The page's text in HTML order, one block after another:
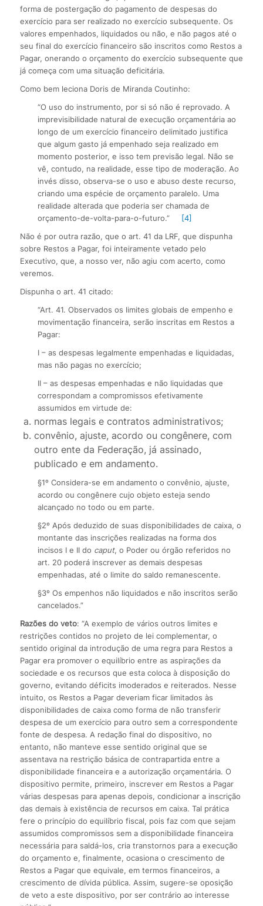
forma de postergação do pagamento de despesas do
exercício para ser realizado no exercício subsequente. Os
valores empenhados, liquidados ou não, e não pagos até o
seu final do exercício financeiro são inscritos como Restos a
Pagar, onerando o orçamento do exercício subsequente que
já começa com uma situação deficitária.
Como bem leciona Doris de Miranda Coutinho:
“O uso do instrumento, por si só não é reprovado. A
imprevisibilidade natural de execução orçamentária ao
longo de um exercício financeiro delimitado justifica
que algum gasto já empenhado seja realizado em
momento posterior, e isso tem previsão legal. Não se
vê, contudo, na realidade, esse tipo de moderação. Ao
invés disso, observa-se o uso e abuso deste recurso,
criando uma espécie de orçamento paralelo. Uma
realidade alterada que poderia ser chamada de
orçamento-de-volta-para-o-futuro.”
[4]
Não é por outra razão, que o art. 41 da LRF, que dispunha
sobre Restos a Pagar, foi inteiramente vetado pelo
Executivo, que, a nosso ver, não agiu com acerto, como
veremos.
Dispunha o art. 41 citado:
“Art. 41. Observados os limites globais de empenho e
movimentação financeira, serão inscritas em Restos a
Pagar:
I – as despesas legalmente empenhadas e liquidadas,
mas não pagas no exercício;
II – as despesas empenhadas e não liquidadas que
correspondam a compromissos efetivamente
assumidos em virtude de:
normas legais e contratos administrativos;
convênio, ajuste, acordo ou congênere, com
outro ente da Federação, já assinado,
publicado e em andamento.
§1º Considera-se em andamento o convênio, ajuste,
acordo ou congênere cujo objeto esteja sendo
alcançado no todo ou em parte.
§2º Após deduzido de suas disponibilidades de caixa, o
montante das inscrições realizadas na forma dos
incisos I e II do caput, o Poder ou órgão referidos no
art. 20 poderá inscrever as demais despesas
empenhadas, até o limite do saldo remanescente.
§3º Os empenhos não liquidados e não inscritos serão
cancelados.”
Razões do veto: “A exemplo de vários outros limites e
restrições contidos no projeto de lei complementar, o
sentido original da introdução de uma regra para Restos a
Pagar era promover o equilíbrio entre as aspirações da
sociedade e os recursos que esta coloca à disposição do
governo, evitando déficits imoderados e reiterados. Nesse
intuito, os Restos a Pagar deveriam ficar limitados às
disponibilidades de caixa como forma de não transferir
despesa de um exercício para outro sem a correspondente
fonte de despesa. A redação final do dispositivo, no
entanto, não manteve esse sentido original que se
assentava na restrição básica de contrapartida entre a
disponibilidade financeira e a autorização orçamentária. O
dispositivo permite, primeiro, inscrever em Restos a Pagar
várias despesas para apenas depois, condicionar a inscrição
das demais à existência de recursos em caixa. Tal prática
fere o princípio do equilíbrio fiscal, pois faz com que sejam
assumidos compromissos sem a disponibilidade financeira
necessária para saldá-los, cria transtornos para a execução
do orçamento e, finalmente, ocasiona o crescimento de
Restos a Pagar que equivale, em termos financeiros, a
crescimento de dívida pública. Assim, sugere-se oposição
de veto a este disposi­tivo, por ser contrário ao interesse